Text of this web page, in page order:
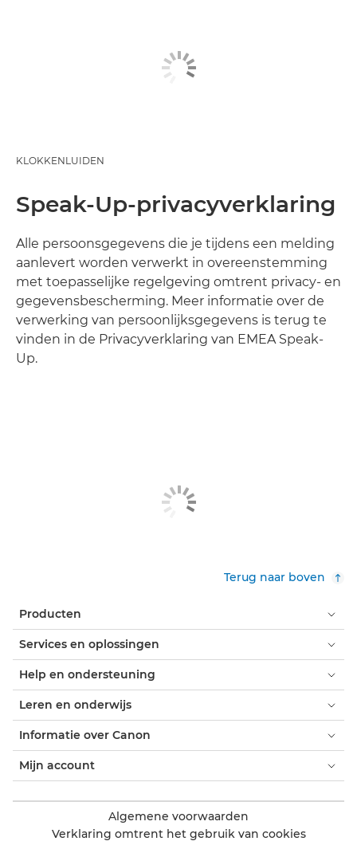
KLOKKENLUIDEN
Speak-Up-privacyverklaring
Alle persoonsgegevens die je tijdens een melding
aanlevert worden verwerkt in overeenstemming
met toepasselijke regelgeving omtrent privacy- en
gegevensbescherming. Meer informatie over de
verwerking van persoonlijksgegevens is terug te
vinden in de Privacyverklaring van EMEA Speak-
Up.
Terug naar boven
Producten
Services en oplossingen
Help en ondersteuning
Leren en onderwijs
Informatie over Canon
Mijn account
Algemene voorwaarden
Verklaring omtrent het gebruik van cookies